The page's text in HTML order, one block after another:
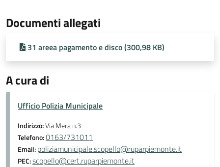
Documenti allegati
31 areea pagamento e disco (300,98 KB)
A cura di
Ufficio Polizia Municipale
Indirizzo:Via Mera n.3
Telefono:0163/731011
Email:poliziamunicipale.scopello@ruparpiemonte.it
PEC:scopello@cert.ruparpiemonte.it